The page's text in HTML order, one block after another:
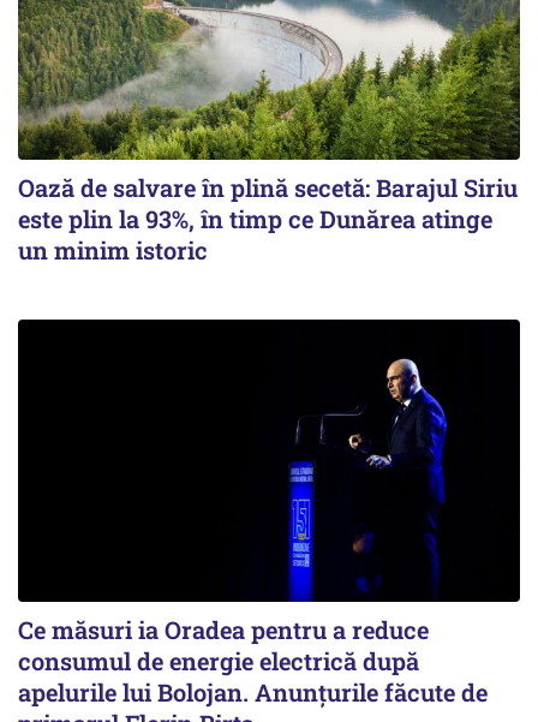
Oază de salvare în plină secetă: Barajul Siriu
este plin la 93%, în timp ce Dunărea atinge
un minim istoric
Ce măsuri ia Oradea pentru a reduce
consumul de energie electrică după
apelurile lui Bolojan. Anunțurile făcute de